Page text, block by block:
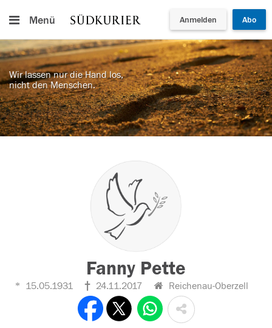
Menü Anmelden Abo
Wir lassen nur die Hand los,
nicht den Menschen.
Fanny Pette
15.05.1931 24.11.2017 Reichenau-Oberzell